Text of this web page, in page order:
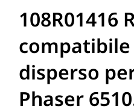
108R01416
disperso
Phaser